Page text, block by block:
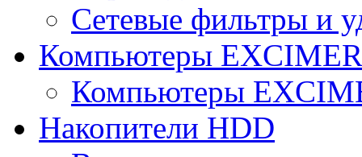
Сетевые фильтры и
Компьютеры
Компьютеры
Накопители HDD